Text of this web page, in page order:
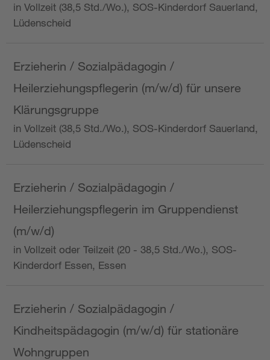
in Vollzeit (38,5 Std./Wo.), SOS-Kinderdorf Sauerland,
Lüdenscheid
Erzieherin / Sozialpädagogin /
Heilerziehungspflegerin (m/w/d) für unsere
Klärungsgruppe
in Vollzeit (38,5 Std./Wo.), SOS-Kinderdorf Sauerland,
Lüdenscheid
Erzieherin / Sozialpädagogin /
Heilerziehungspflegerin im Gruppendienst
(m/w/d)
in Vollzeit oder Teilzeit (20 - 38,5 Std./Wo.), SOS-
Kinderdorf Essen, Essen
Erzieherin / Sozialpädagogin /
Kindheitspädagogin (m/w/d) für stationäre
Wohngruppen